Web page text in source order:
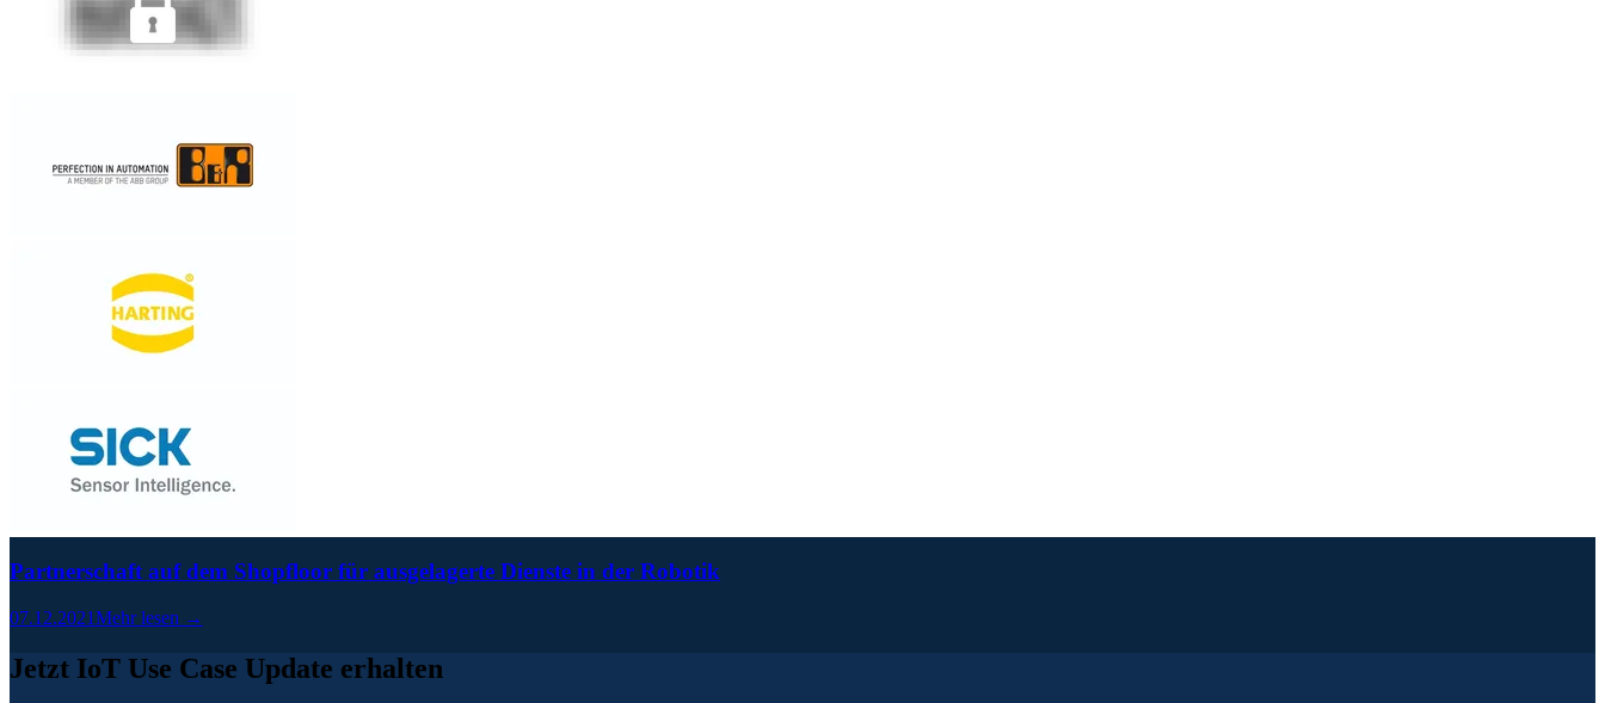
Partnerschaft auf dem Shopfloor für ausgelagerte Dienste in der Robotik
07.12.2021Mehr lesen →
Jetzt IoT Use Case Update erhalten